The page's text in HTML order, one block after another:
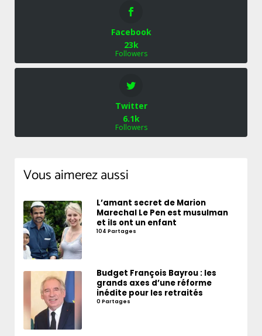
Facebook
23k
Followers
Twitter
6.1k
Followers
Vous aimerez aussi
L’amant secret de Marion
Marechal Le Pen est musulman
et ils ont un enfant
104 Partages
Budget François Bayrou : les
grands axes d’une réforme
inédite pour les retraités
0 Partages